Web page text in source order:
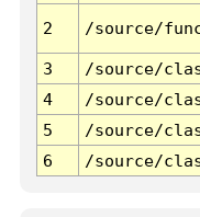
2 /source/
3 /source/
4
/source/
5
/source/
6
/source/